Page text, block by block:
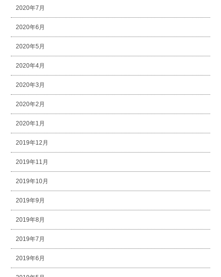
2020年7月
2020年6月
2020年5月
2020年4月
2020年3月
2020年2月
2020年1月
2019年12月
2019年11月
2019年10月
2019年9月
2019年8月
2019年7月
2019年6月